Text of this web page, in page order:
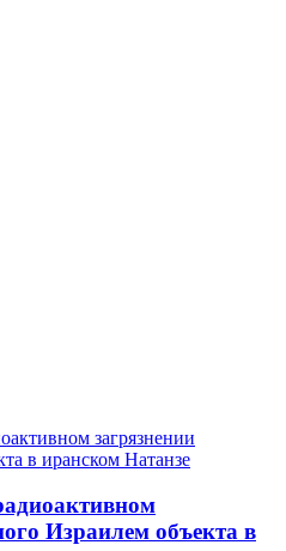
Израилем объекта в